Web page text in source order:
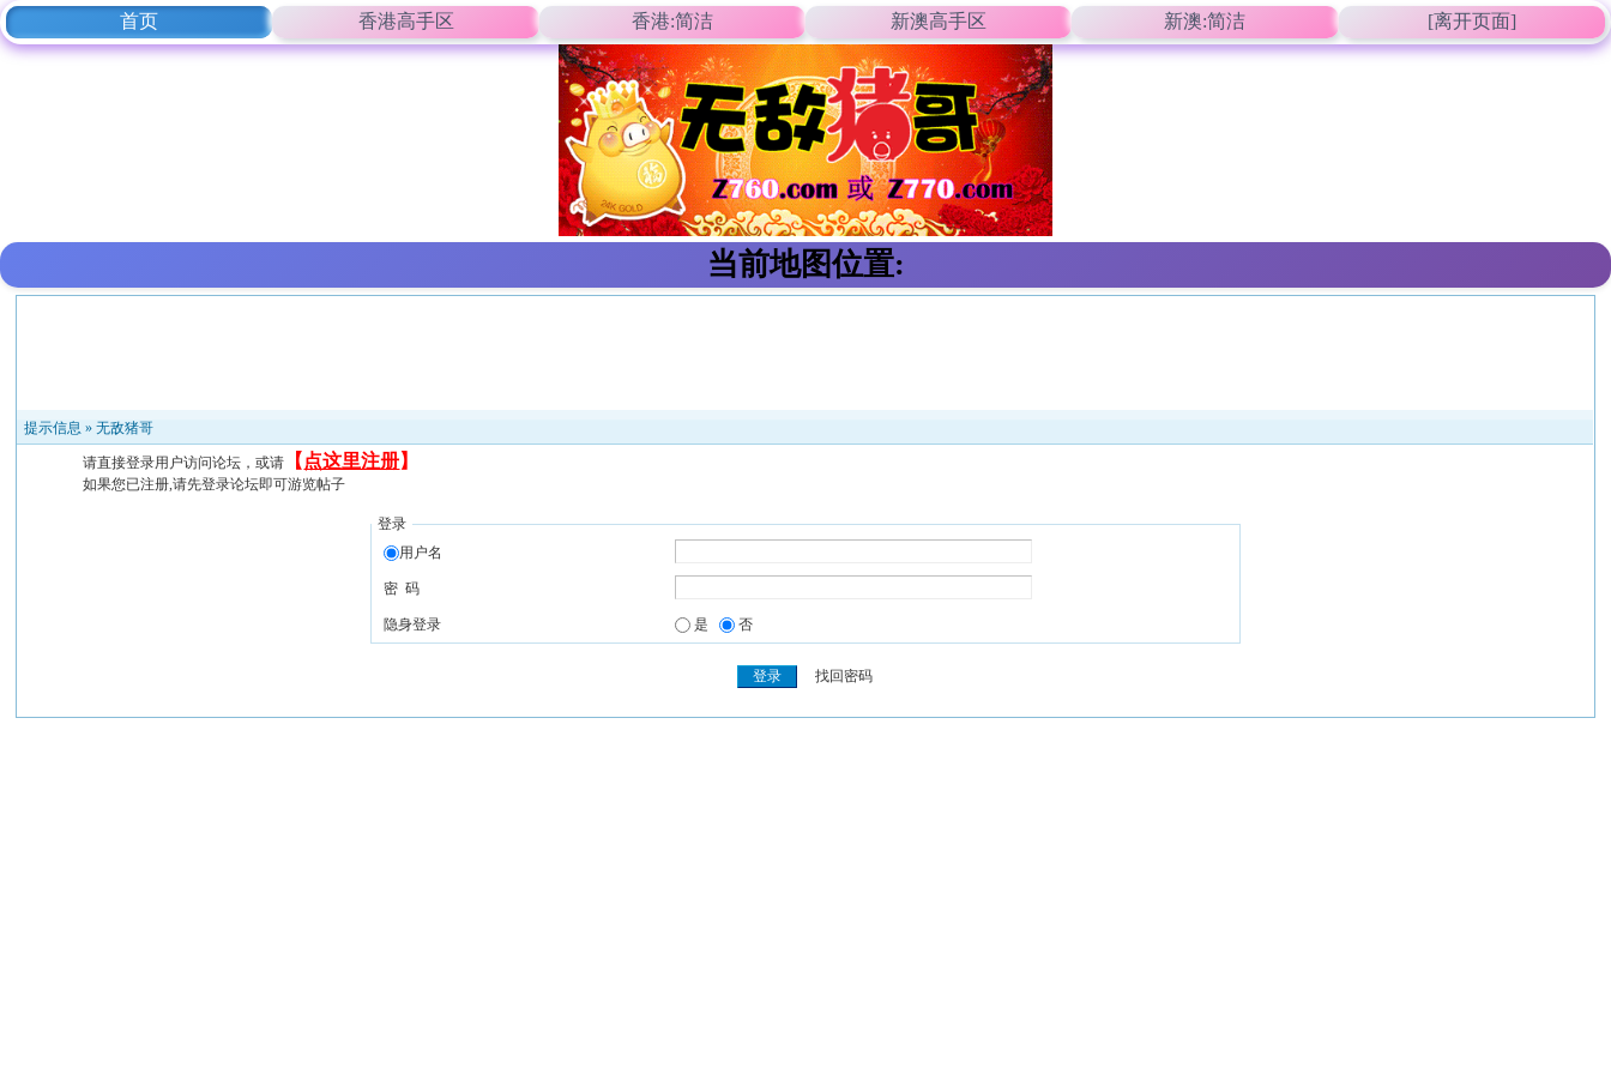
首页 香港高手区 香港:简洁 新澳高手区 新澳:简洁 [离开页面]
当前地图位置:
提示信息 »无敌猪哥
请直接登录用户访问论坛，或请 【 点这里注册】
如果您已注册,请先登录论坛即可游览帖子
登录
用户名
密 码
隐身登录 是 否
找回密码